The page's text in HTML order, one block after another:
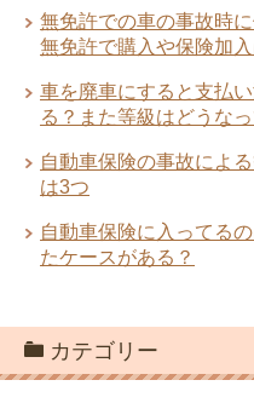
無免許での車の事故時
無免許で購入や保険加
車を廃車にすると支払
る？また等級はどうな
自動車保険の事故によ
は3つ
自動車保険に入ってる
たケースがある？
カテゴリー